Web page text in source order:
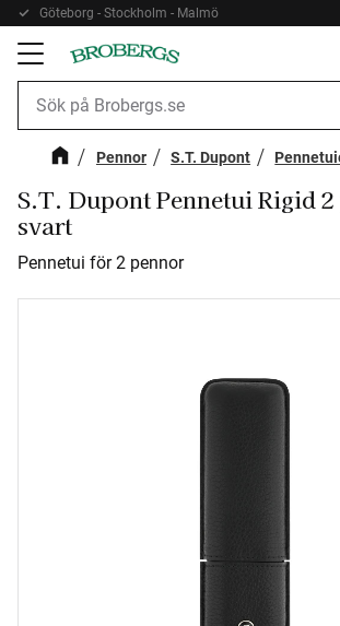
Meny
Göteborg - Stockholm - Malmö
Pennor S.T. Dupont
S.T. Dupont Pennetui Rigid
svart
Pennetui för 2 pennor